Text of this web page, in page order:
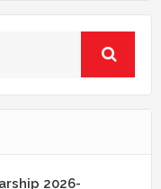
2026-